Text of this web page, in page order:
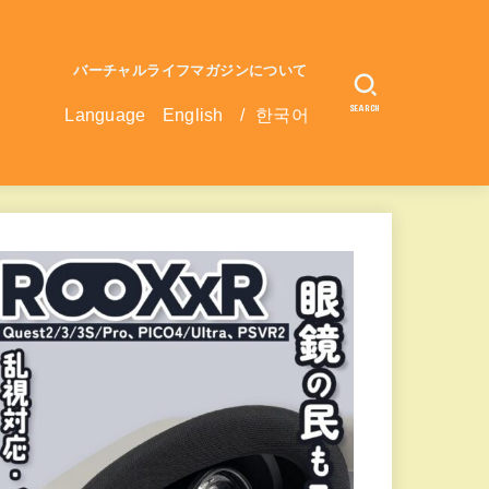
バーチャルライフマガジンについて
Language English / 한국어 SEARCH